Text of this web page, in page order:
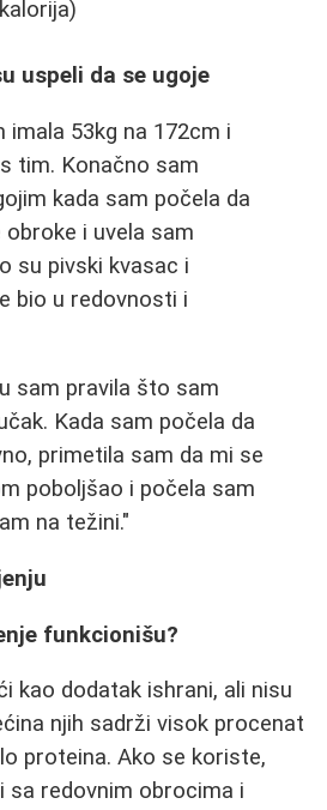
uspeli da se ugoje
imala 53kg na 172cm i
tim. Konačno sam
kada sam počela da
i uvela sam
su pivski kvasac i
bio u redovnosti i
sam pravila što sam
Kada sam počela da
primetila sam da mi se
poboljšao i počela sam
na težini."
funkcionišu?
kao dodatak ishrani, ali nisu
njih sadrži visok procenat
proteina. Ako se koriste,
sa redovnim obrocima i